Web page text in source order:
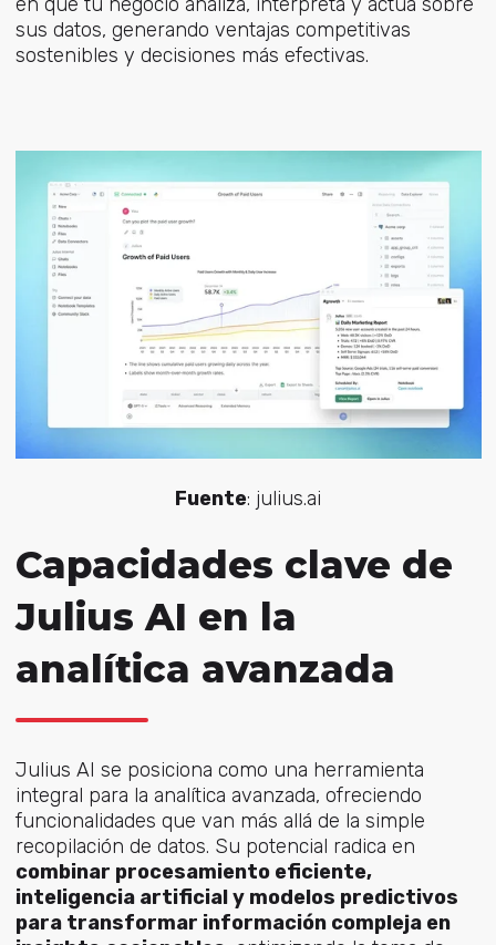
sus datos, generando ventajas competitivas
sostenibles y decisiones más efectivas.
Fuente: julius.ai
Capacidades clave de
Julius AI en la
analítica avanzada
Julius AI se posiciona como una herramienta
integral para la analítica avanzada, ofreciendo
funcionalidades que van más allá de la simple
recopilación de datos. Su potencial radica en
combinar procesamiento eficiente,
inteligencia artificial y modelos predictivos
para transformar información compleja en